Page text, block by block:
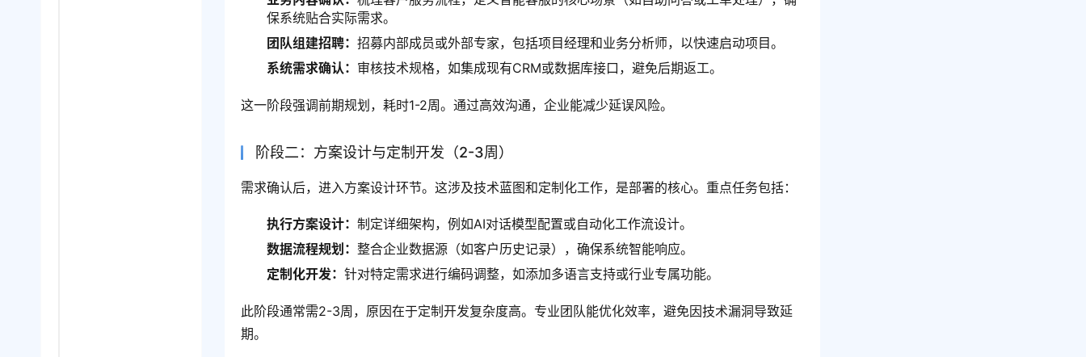
保系统贴合实际需求。
团队组建招聘：招募内部成员或外部专家，包括项目经理和业务分析师，以快速启动项目。
系统需求确认： 审核技术规格，如集成现有CRM或数据库接口，避免后期返工。
这一阶段强调前期规划，耗时1-2周。通过高效沟通，企业能减少延误风险。
阶段二：方案设计与定制开发（2-3周）
需求确认后，进入方案设计环节。这涉及技术蓝图和定制化工作，是部署的核心。重点任务包括：
执行方案设计：制定详细架构，例如AI对话模型配置或自动化工作流设计。
数据流程规划：整合企业数据源（如客户历史记录），确保系统智能响应。
定制化开发：针对特定需求进行编码调整，如添加多语言支持或行业专属功能。
此阶段通常需2-3周，原因在于定制开发复杂度高。专业团队能优化效率，避免因技术漏洞导致延
期。